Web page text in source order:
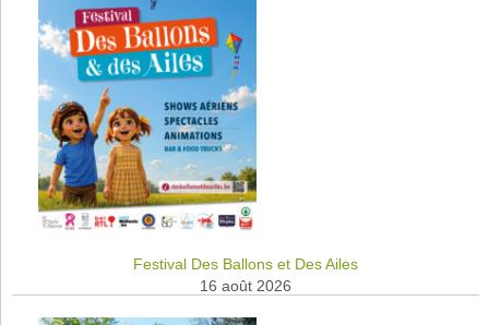
Festival Des Ballons et Des Ailes
16 août 2026